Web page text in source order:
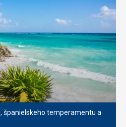
španielskeho temperamentu a